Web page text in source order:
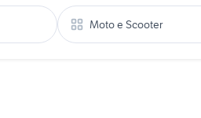
Moto e Scooter